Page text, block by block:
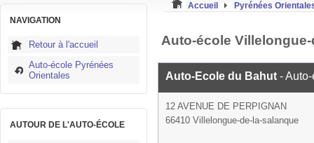
NAVIGATION
Retour à l'accueil
Auto-école Pyrénées
Orientales
AUTOUR DE L'AUTO-ÉCOLE
Accueil Pyrénées
Auto-école
Auto-Ecole du Bahut -
12 AVENUE DE PERPIGNAN
66410 Villelongue-de-la-salanque